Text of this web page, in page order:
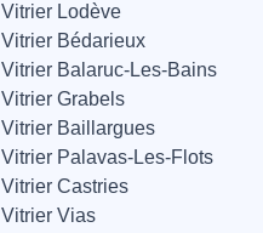
Vitrier Lodève
Vitrier Bédarieux
Vitrier Balaruc-Les-Bains
Vitrier Grabels
Vitrier Baillargues
Vitrier Palavas-Les-Flots
Vitrier Castries
Vitrier Vias